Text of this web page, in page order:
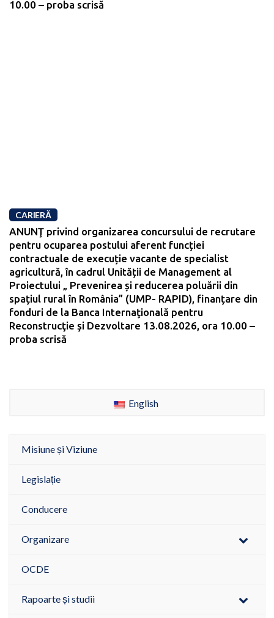
10.00 – proba scrisă
CARIERĂ
ANUNŢ privind organizarea concursului de recrutare
pentru ocuparea postului aferent funcției
contractuale de execuție vacante de specialist
agricultură, în cadrul Unității de Management al
Proiectului „ Prevenirea și reducerea poluării din
spațiul rural în România” (UMP- RAPID), finanțare din
fonduri de la Banca Internaţională pentru
Reconstrucţie şi Dezvoltare 13.08.2026, ora 10.00 –
proba scrisă
English
Misiune și Viziune
Legislație
Conducere
Organizare
OCDE
Rapoarte și studii